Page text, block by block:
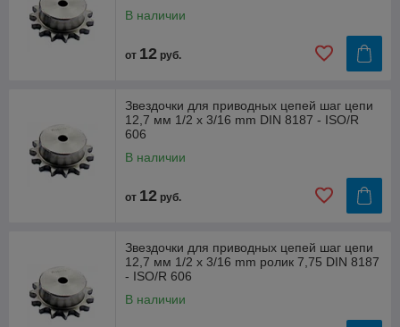
В наличии
от 12 руб.
Звездочки для приводных цепей шаг цепи
12,7 мм 1/2 x 3/16 mm DIN 8187 - ISO/R
606
В наличии
от 12 руб.
Звездочки для приводных цепей шаг цепи
12,7 мм 1/2 x 3/16 mm ролик 7,75 DIN 8187
- ISO/R 606
В наличии